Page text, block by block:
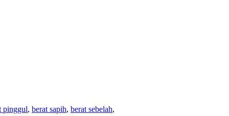
pinggul, berat sapih, berat sebelah,